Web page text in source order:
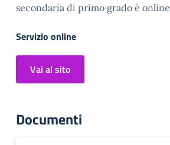
secondaria di primo grado è online
Servizio online
Vai al sito
Documenti